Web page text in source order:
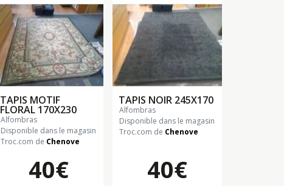
TAPIS MOTIF
FLORAL 170X230
alfombras
Disponible dans le magasin
Troc.com de Chenove
40€
TAPIS NOIR 245X170
alfombras
Disponible dans le magasin
Troc.com de Chenove
40€